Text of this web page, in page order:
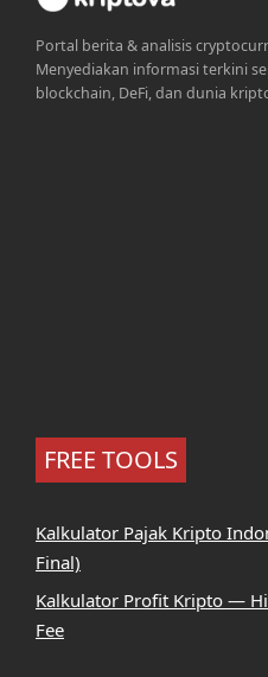
Portal berita & analisis
Menyediakan informasi terkini
blockchain, DeFi, dan dunia
FREE TOOLS
Kalkulator Pajak Kripto
Final)
Kalkulator Profit Kripto —
Fee